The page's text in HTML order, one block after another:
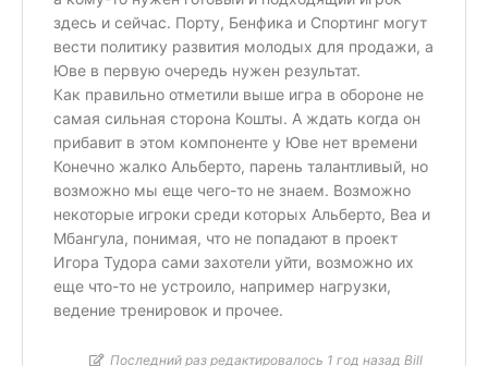
здесь и сейчас. Порту, Бенфика и Спортинг могут
вести политику развития молодых для продажи, а
Юве в первую очередь нужен результат.
Как правильно отметили выше игра в обороне не
самая сильная сторона Кошты. А ждать когда он
прибавит в этом компоненте у Юве нет времени
Конечно жалко Альберто, парень талантливый, но
возможно мы еще чего-то не знаем. Возможно
некоторые игроки среди которых Альберто, Веа и
Мбангула, понимая, что не попадают в проект
Игора Тудора сами захотели уйти, возможно их
еще что-то не устроило, например нагрузки,
ведение тренировок и прочее.
Последний раз редактировалось 1 год назад Bill